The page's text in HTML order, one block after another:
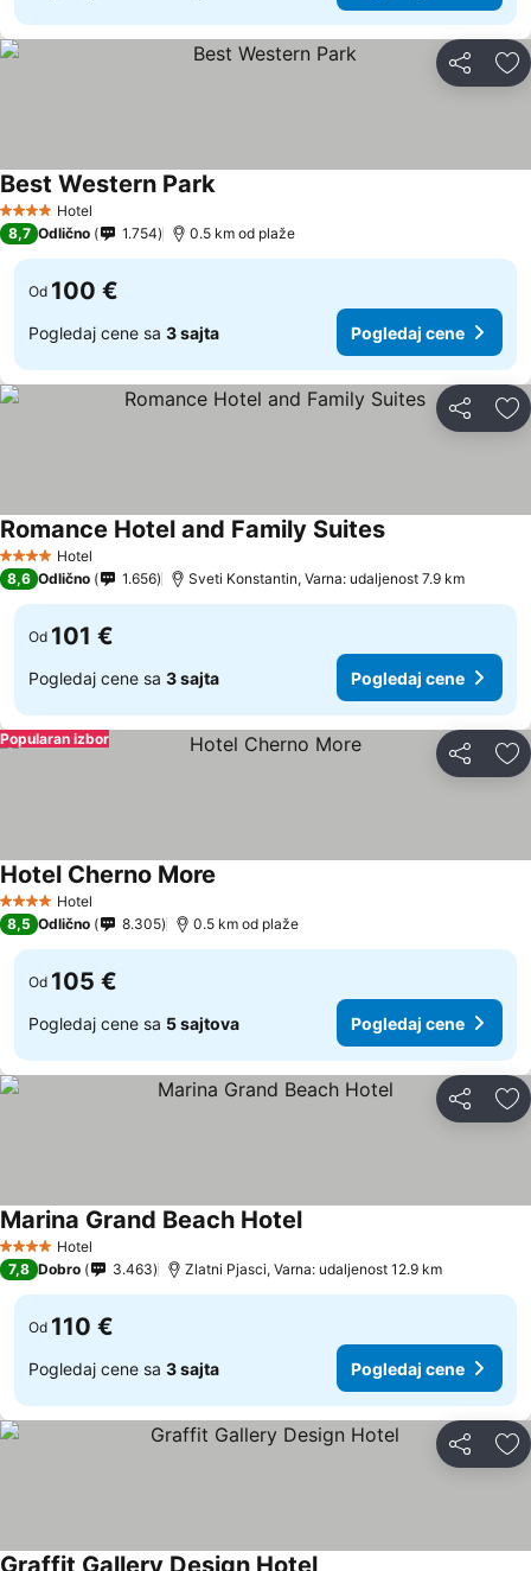
Deli
4 ZvezdiceHotel
Best Western Park
8,7 Odlično 1.754 0.5 km od plaže
Od 100 €
Pogledaj cene sa 3 sajta Pogledaj cene
Deli
4 ZvezdiceHotel
Romance Hotel and Family Suites
8,6 Odlično 1.656 Sveti Konstantin, Varna: udaljenost 7.9 km
Od 101 €
Pogledaj cene sa 3 sajta Pogledaj cene
Deli
Popularan izbor
4 ZvezdiceHotel
Hotel Cherno More
8,5 Odlično 8.305 0.5 km od plaže
Od 105 €
Pogledaj cene sa 5 sajtova Pogledaj cene
Deli
4 ZvezdiceHotel
Marina Grand Beach Hotel
7,8 Dobro 3.463 Zlatni Pjasci, Varna: udaljenost 12.9 km
Od 110 €
Pogledaj cene sa 3 sajta Pogledaj cene
Deli
Graffit Gallery Design Hotel